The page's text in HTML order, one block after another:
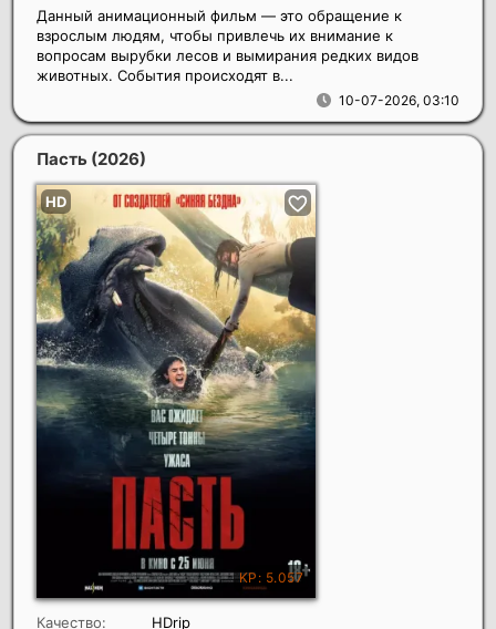
10-07-2026, 03:10
Данный анимационный фильм — это обращение к
взрослым людям, чтобы привлечь их внимание к
вопросам вырубки лесов и вымирания редких видов
животных. События происходят в...
Пасть (2026)
Качество:
HDrip